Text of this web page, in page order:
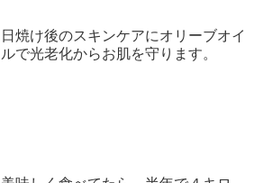
日焼け後のスキンケアにオリーブオイ
ルで光老化からお肌を守ります。